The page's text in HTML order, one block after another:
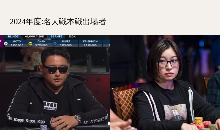
2024年度:名人戦本戦出場者